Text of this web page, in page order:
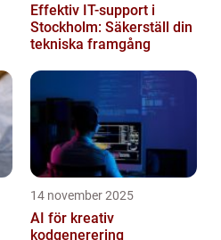
Effektiv IT-support i
Stockholm: Säkerställ din
tekniska framgång
14 november 2025
AI för kreativ
kodgenerering